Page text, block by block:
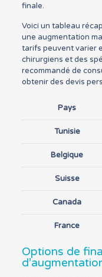
finale.
Voici un tableau
une augmentation
tarifs peuvent varier
chirurgiens et des
recommandé de
obtenir des devis
Pays
Tunisie
Belgique
Suisse
Canada
France
Options de